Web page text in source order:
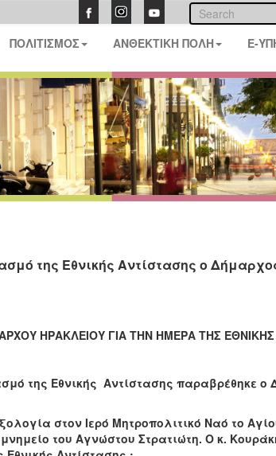
ΠΟΛΙΤΙΣΜΟΣ ΑΝΘΕΚΤΙΚΗ ΠΟΛΗ E-
της Εθνικής Αντίστασης ο
ΗΡΑΚΛΕΙΟΥ ΓΙΑ ΤΗΝ ΗΜΕΡΑ ΤΗΣ ΕΘΝΙΚΗΣ
της Εθνικής Αντίστασης παραβρέθηκε ο
στον Ιερό Μητροπολιτικό Ναό το
του Αγνώστου Στρατιώτη. Ο κ.